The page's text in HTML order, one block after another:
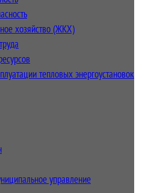
хозяйство (ЖКХ)
тепловых энергоустановок
управление